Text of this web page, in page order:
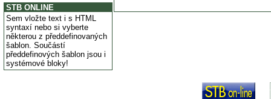
STB ONLINE
Sem vložte text i s HTML
syntaxí nebo si vyberte
některou z předdefinovaných
šablon. Součástí
předdefinových šablon jsou i
systémové bloky!